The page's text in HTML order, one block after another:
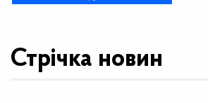
Стрічка новин